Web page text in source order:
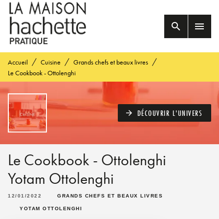
MENU RECHERCHE
PIED DE PAGE
search menu
Accueil / Cuisine / Grands chefs et beaux livres /
Le Cookbook - Ottolenghi
arrow_forward DÉCOUVRIR L'UNIVERS
Le Cookbook - Ottolenghi
Yotam Ottolenghi
12/01/2022 GRANDS CHEFS ET BEAUX LIVRES
YOTAM OTTOLENGHI